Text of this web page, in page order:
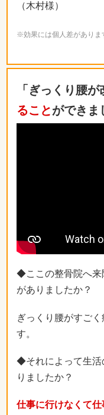
（木村様）
※効果には個人差がありま
「ぎっくり腰が
ることができま
◆ここの整骨院へ来
がありましたか？
ぎっくり腰がすご
す。
◆それによって生活
りましたか？
仕事に行けなくて